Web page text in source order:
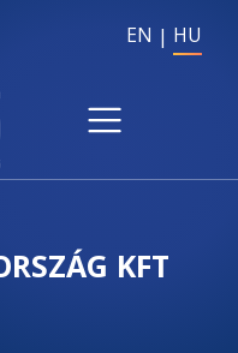
EN HU
KFT